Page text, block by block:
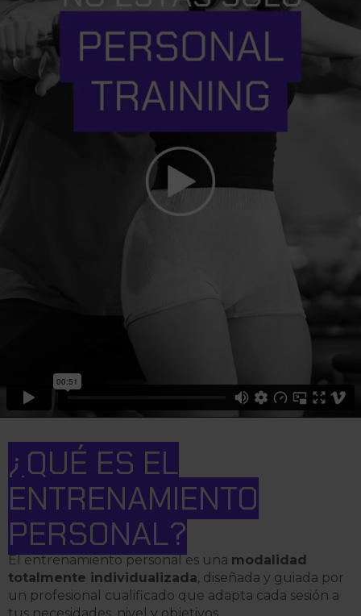
¿QUÉ ES EL
ENTRENAMIENTO
PERSONAL?
El entrenamiento personal es una modalidad
totalmente individualizada, diseñada y guiada por
un profesional cualificado que adapta cada sesión a